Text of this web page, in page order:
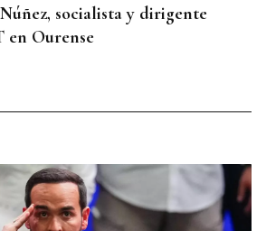
socialista y dirigente
Ourense